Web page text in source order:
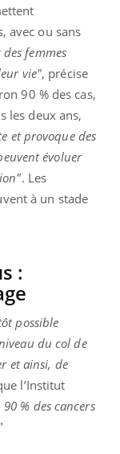
avec ou sans
femmes
vie", précise
90 % des cas,
les deux ans,
et provoque des
évoluer
. Les
à un stade
:
possible
du col de
et ainsi, de
l’Institut
% des cancers